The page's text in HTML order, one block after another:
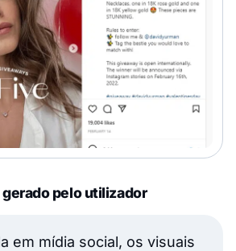
pelo utilizador
em mídia social, os visuais